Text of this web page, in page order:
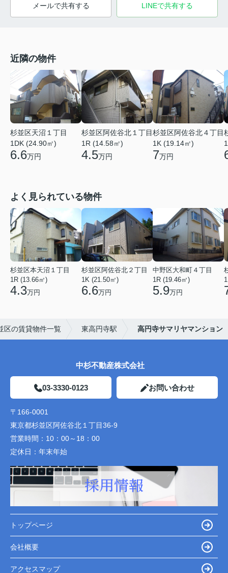
メールで共有する LINEで共有する
近隣の物件
杉並区天沼１丁目
1DK (24.90㎡)
6.6万円
杉並区阿佐谷北１丁目
1R (14.58㎡)
4.5万円
杉並区阿佐谷北４丁目
1K (19.14㎡)
7万円
よく見られている物件
杉並区本天沼１丁目
1R (13.66㎡)
4.3万円
杉並区阿佐谷北２丁目
1K (21.50㎡)
6.6万円
中野区大和町４丁目
1R (19.46㎡)
5.9万円
区の賃貸物件一覧 東高円寺駅 高円寺サマリヤマンション
中杉不動産株式会社
03-3330-0123 お問い合わせ
〒166-0001
東京都杉並区阿佐谷北１丁目36-9
営業時間： 10：00～18：00
定休日： 年末年始
トップページ
会社概要
アクセスマップ